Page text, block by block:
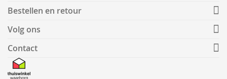
Bestellen en retour
Volg ons
Contact